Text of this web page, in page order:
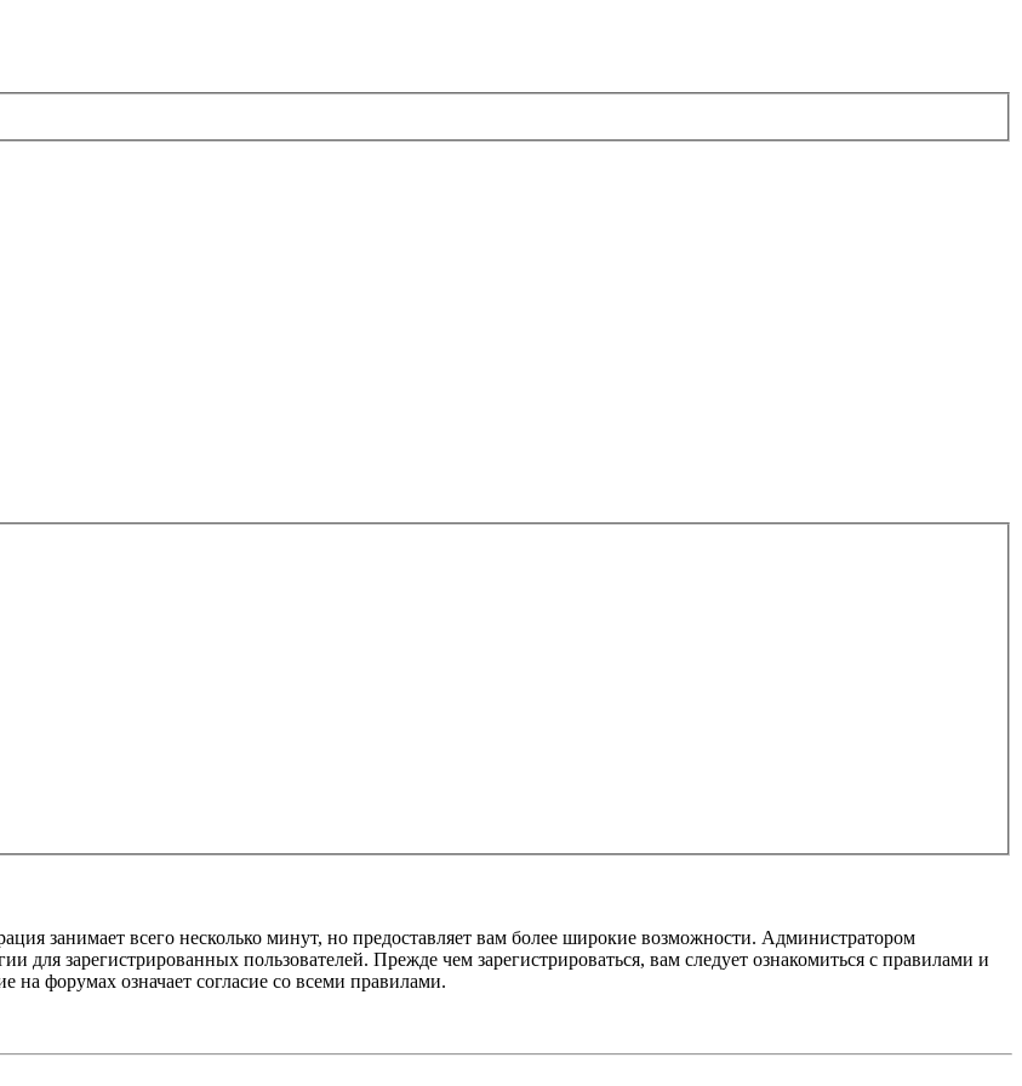
занимает всего несколько минут, но предоставляет вам более широкие возможности. Администратором
зарегистрированных пользователей. Прежде чем зарегистрироваться, вам следует ознакомиться с правилами и
форумах означает согласие со всеми правилами.